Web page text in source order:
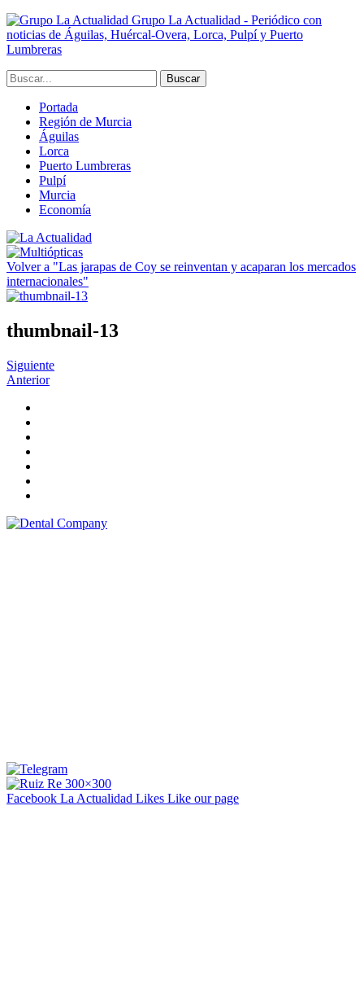
Grupo La Actualidad - Periódico con
noticias de Águilas, Huércal-Overa, Lorca, Pulpí y Puerto
Lumbreras
Portada
Región de Murcia
Águilas
Lorca
Puerto Lumbreras
Pulpí
Murcia
Economía
Volver a "Las jarapas de Coy se reinventan y acaparan los mercados
internacionales"
thumbnail-13
Siguiente
Anterior
Facebook La Actualidad Likes Like our page